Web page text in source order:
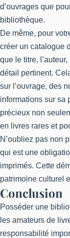
d’ouvrages que
bibliothèque.
De même, pour
créer un catalogue
que le titre,
détail pertinent.
sur l’ouvrage, des
informations sur sa
précieux non
en livres rares et
N’oubliez pas non
qui est une
imprimés. Cette
patrimoine culturel
Conclusion
Posséder une
les amateurs de
responsabilité